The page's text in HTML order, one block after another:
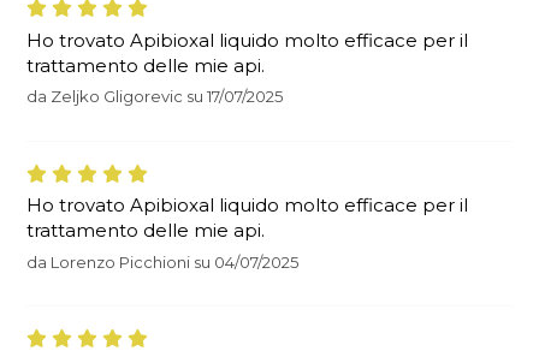
Ho trovato Apibioxal liquido molto efficace per il
trattamento delle mie api.
da Zeljko Gligorevic su17/07/2025
Ho trovato Apibioxal liquido molto efficace per il
trattamento delle mie api.
da Lorenzo Picchioni su 04/07/2025